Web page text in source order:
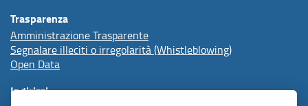
Trasparenza
Amministrazione Trasparente
Segnalare illeciti o irregolarità (Whistleblowing)
Open Data
Indirizzi